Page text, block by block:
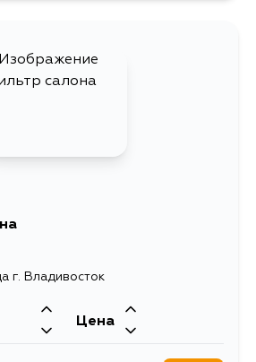
г. Владивосток
Цена